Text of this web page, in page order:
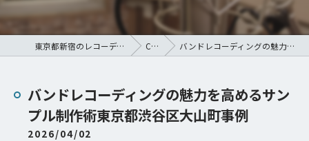
東京都新宿のレコーディングスタジオならSubmarine STUDIO COLUMN バンドレコーディングの魅力を高めるサンプル制作術東京都渋谷区大山町事例
バンドレコーディングの魅力を高めるサン
プル制作術東京都渋谷区大山町事例
2026/04/02